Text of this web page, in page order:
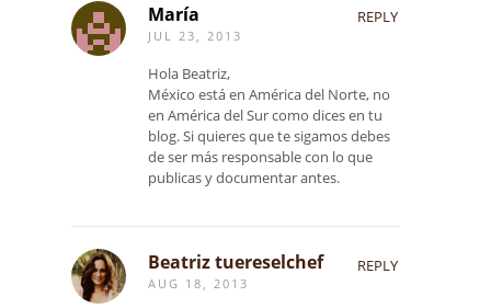
María
JUL 23, 2013
REPLY
Hola Beatriz,
México está en América del Norte, no
en América del Sur como dices en tu
blog. Si quieres que te sigamos debes
de ser más responsable con lo que
publicas y documentar antes.
Beatriz tuereselchef
AUG 18, 2013
REPLY